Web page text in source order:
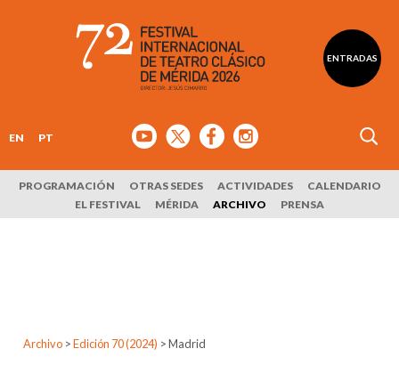
ENTRADAS
EN PT
PROGRAMACIÓN OTRAS SEDES ACTIVIDADES
CALENDARIO
EL FESTIVAL
MÉRIDA ARCHIVO PRENSA
Archivo > Edición 70 (2024) >Madrid